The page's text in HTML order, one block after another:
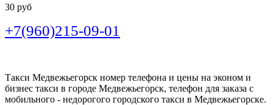
30 руб
+7(960)215-09-01
Такси Медвежьегорск номер телефона и цены на эконом и
бизнес такси в городе Медвежьегорск, телефон для заказа с
мобильного - недорогого городского такси в Медвежьегорске.